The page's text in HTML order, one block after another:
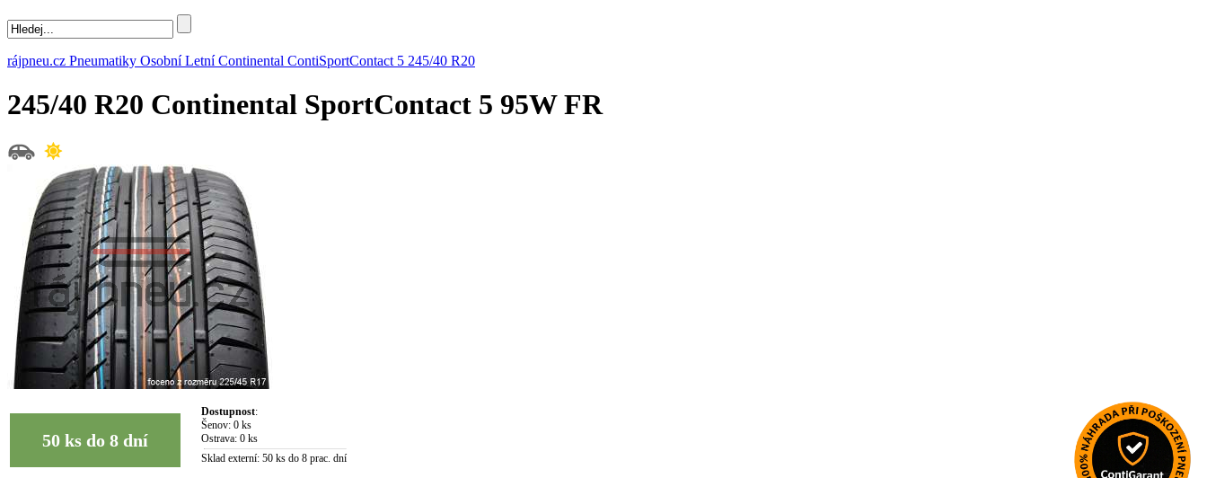
rájpneu.cz Pneumatiky Osobní Letní Continental ContiSportContact 5 245/40 R20
245/40 R20 Continental SportContact 5 95W FR
50 ks do 8 dní
Dostupnost:
Šenov: 0 ks
Ostrava: 0 ks
Sklad externí: 50 ks do 8 prac. dní